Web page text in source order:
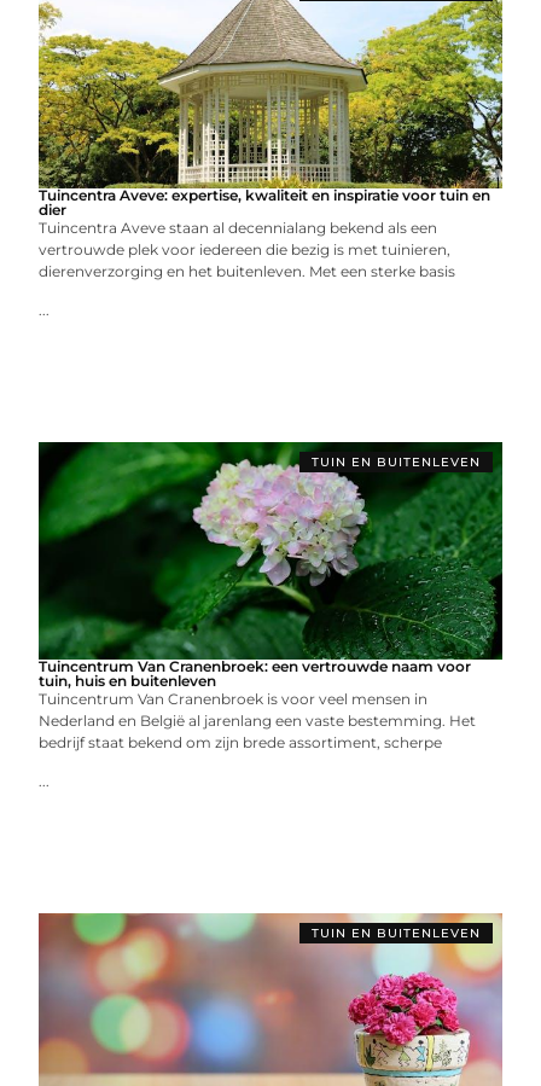
Tuincentra Aveve: expertise, kwaliteit en inspiratie voor tuin en
dier
Tuincentra Aveve staan al decennialang bekend als een
vertrouwde plek voor iedereen die bezig is met tuinieren,
dierenverzorging en het buitenleven. Met een sterke basis
...
TUIN EN BUITENLEVEN
Tuincentrum Van Cranenbroek: een vertrouwde naam voor
tuin, huis en buitenleven
Tuincentrum Van Cranenbroek is voor veel mensen in
Nederland en België al jarenlang een vaste bestemming. Het
bedrijf staat bekend om zijn brede assortiment, scherpe
...
TUIN EN BUITENLEVEN